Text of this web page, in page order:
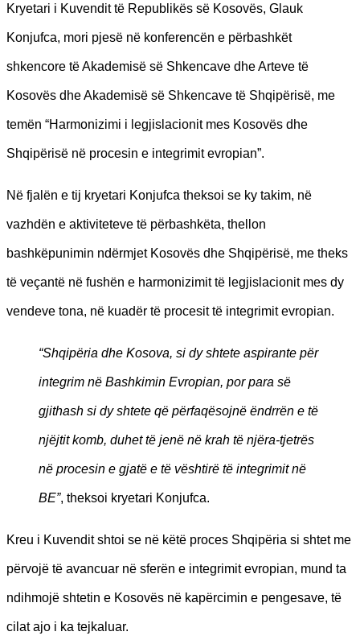
Kryetari i Kuvendit të Republikës së Kosovës, Glauk
Konjufca, mori pjesë në konferencën e përbashkët
shkencore të Akademisë së Shkencave dhe Arteve të
Kosovës dhe Akademisë së Shkencave të Shqipërisë, me
temën “Harmonizimi i legjislacionit mes Kosovës dhe
Shqipërisë në procesin e integrimit evropian”.
Në fjalën e tij kryetari Konjufca theksoi se ky takim, në
vazhdën e aktiviteteve të përbashkëta, thellon
bashkëpunimin ndërmjet Kosovës dhe Shqipërisë, me theks
të veçantë në fushën e harmonizimit të legjislacionit mes dy
vendeve tona, në kuadër të procesit të integrimit evropian.
“Shqipëria dhe Kosova, si dy shtete aspirante për
integrim në Bashkimin Evropian, por para së
gjithash si dy shtete që përfaqësojnë ëndrrën e të
njëjtit komb, duhet të jenë në krah të njëra-tjetrës
në procesin e gjatë e të vështirë të integrimit në
BE”, theksoi kryetari Konjufca.
Kreu i Kuvendit shtoi se në këtë proces Shqipëria si shtet me
përvojë të avancuar në sferën e integrimit evropian, mund ta
ndihmojë shtetin e Kosovës në kapërcimin e pengesave, të
cilat ajo i ka tejkaluar.